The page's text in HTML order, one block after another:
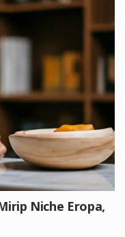
Niche Eropa,